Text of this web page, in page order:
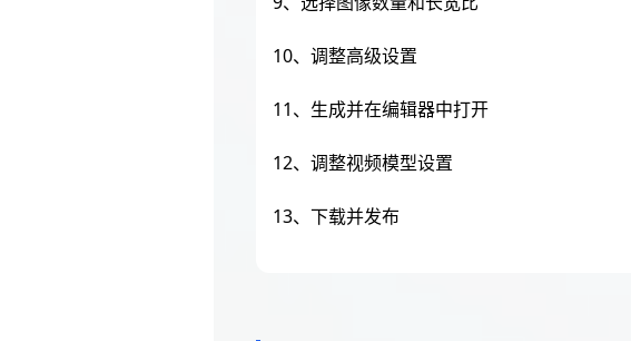
10、调整高级设置
11、生成并在编辑器中打开
12、调整视频模型设置
13、下载并发布